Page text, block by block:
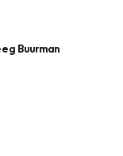
Buurman